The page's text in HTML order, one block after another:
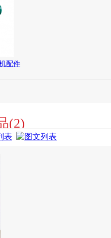
配件
(2)